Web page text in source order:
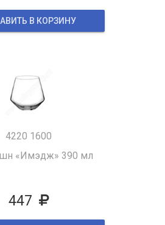
В КОРЗИНУ
4220 1600
«Имэдж» 390 мл
447